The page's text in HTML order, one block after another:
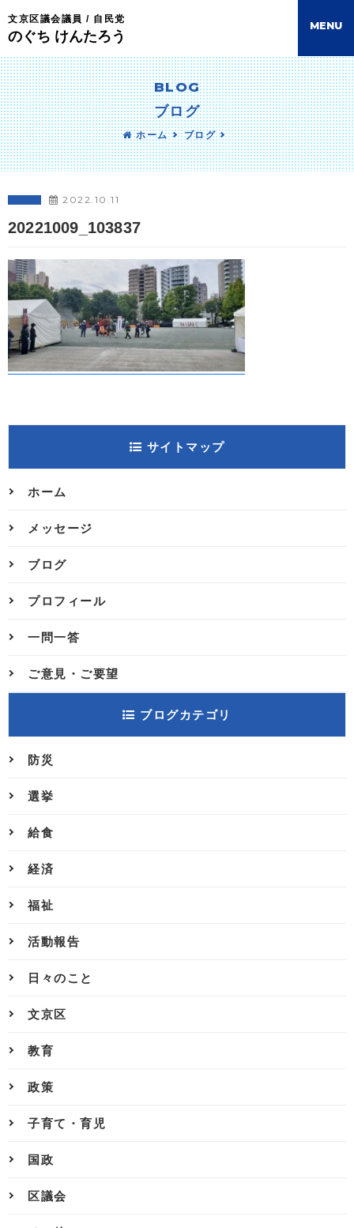
文京区議会議員 / 自民党
のぐち けんたろう
MENU
BLOG
ブログ
ホーム ブログ
2022.10.11
20221009_103837
サイトマップ
ホーム
メッセージ
ブログ
プロフィール
一問一答
ご意見・ご要望
ブログカテゴリ
防災
選挙
給食
経済
福祉
活動報告
日々のこと
文京区
教育
政策
子育て・育児
国政
区議会